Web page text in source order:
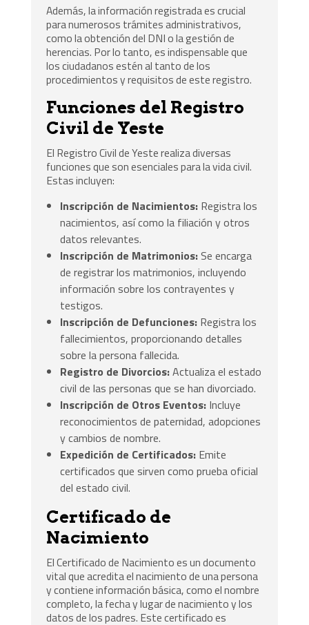
Además, la información registrada es crucial
para numerosos trámites administrativos,
como la obtención del DNI o la gestión de
herencias. Por lo tanto, es indispensable que
los ciudadanos estén al tanto de los
procedimientos y requisitos de este registro.
Funciones del Registro
Civil de Yeste
El Registro Civil de Yeste realiza diversas
funciones que son esenciales para la vida civil.
Estas incluyen:
Inscripción de Nacimientos: Registra los
nacimientos, así como la filiación y otros
datos relevantes.
Inscripción de Matrimonios: Se encarga
de registrar los matrimonios, incluyendo
información sobre los contrayentes y
testigos.
Inscripción de Defunciones: Registra los
fallecimientos, proporcionando detalles
sobre la persona fallecida.
Registro de Divorcios:Actualiza el estado
civil de las personas que se han divorciado.
Inscripción de Otros Eventos: Incluye
reconocimientos de paternidad, adopciones
y cambios de nombre.
Expedición de Certificados: Emite
certificados que sirven como prueba oficial
del estado civil.
Certificado de
Nacimiento
El Certificado de Nacimiento es un documento
vital que acredita el nacimiento de una persona
y contiene información básica, como el nombre
completo, la fecha y lugar de nacimiento y los
datos de los padres. Este certificado es